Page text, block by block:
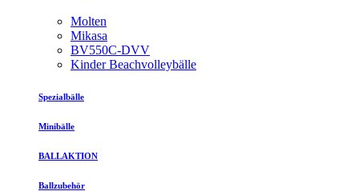
Molten
Mikasa
BV550C-DVV
Kinder Beachvolleybälle
Spezialbälle
Minibälle
BALLAKTION
Ballzubehör